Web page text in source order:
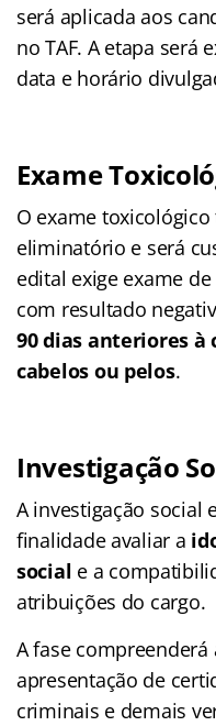
será aplicada aos
no TAF. A etapa será
data e horário
Exame
O exame
eliminatório e será
edital exige exame de
com resultado
90 dias anteriores à
cabelos ou pelos.
Investigação
A investigação social
finalidade avaliar a
social e a
atribuições do cargo.
A fase
apresentação de
criminais e demais